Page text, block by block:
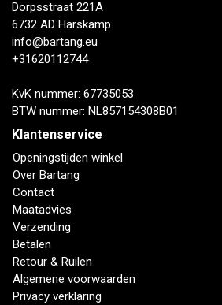
Dorpsstraat 221A
6732 AD Harskamp
info@bartang.eu
+31620112744
KvK nummer: 67735053
BTW nummer: NL857154308B01
Klantenservice
Openingstijden winkel
Over Bartang
Contact
Maatadvies
Verzending
Betalen
Retour & Ruilen
Algemene voorwaarden
Privacy verklaring